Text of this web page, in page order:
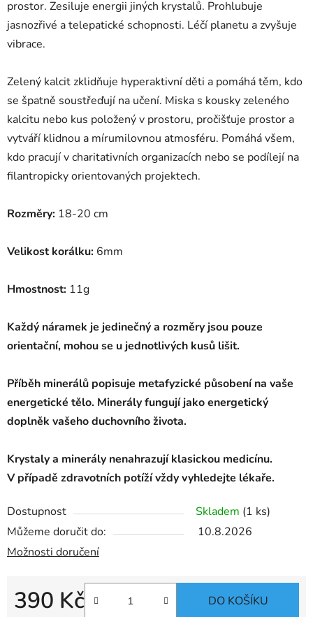
prostor. Zesiluje energii jiných krystalů. Prohlubuje
jasnozřivé a telepatické schopnosti. Léčí planetu a zvyšuje
vibrace.
Zelený kalcit zklidňuje hyperaktivní děti a pomáhá těm, kdo
se špatně soustřeďují na učení. Miska s kousky zeleného
kalcitu nebo kus položený v prostoru, pročišťuje prostor a
vytváří klidnou a mírumilovnou atmosféru. Pomáhá všem,
kdo pracují v charitativních organizacích nebo se podílejí na
filantropicky orientovaných projektech.
Rozměry: 18-20 cm
Velikost korálku: 6mm
Hmostnost: 11g
Každý náramek je jedinečný a rozměry jsou pouze
orientační, mohou se u jednotlivých kusů lišit.
Příběh minerálů popisuje metafyzické působení na vaše
energetické tělo. Minerály fungují jako energetický
doplněk vašeho duchovního života.
Krystaly a minerály nenahrazují klasickou medicínu.
V případě zdravotních potíží vždy vyhledejte lékaře.
Dostupnost Skladem (1 ks)
Můžeme doručit do:
10.8.2026
Možnosti doručení
390 Kč DO KOŠÍKU